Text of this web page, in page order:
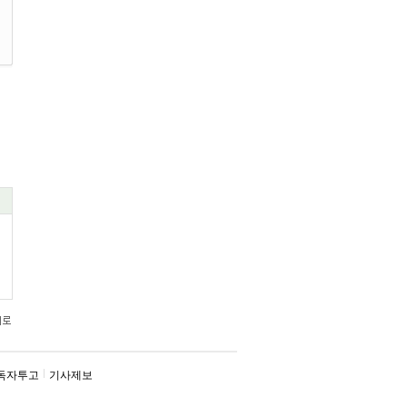
자투고 기사제보